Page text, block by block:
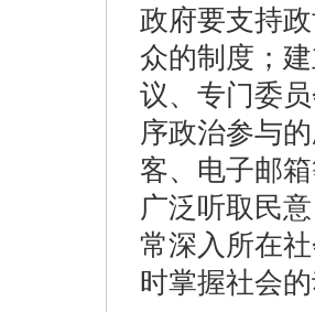
政府要支持
众的制度；
议、专门委
序政治参与
客、电子邮
广泛听取民
常深入所在
时掌握社会